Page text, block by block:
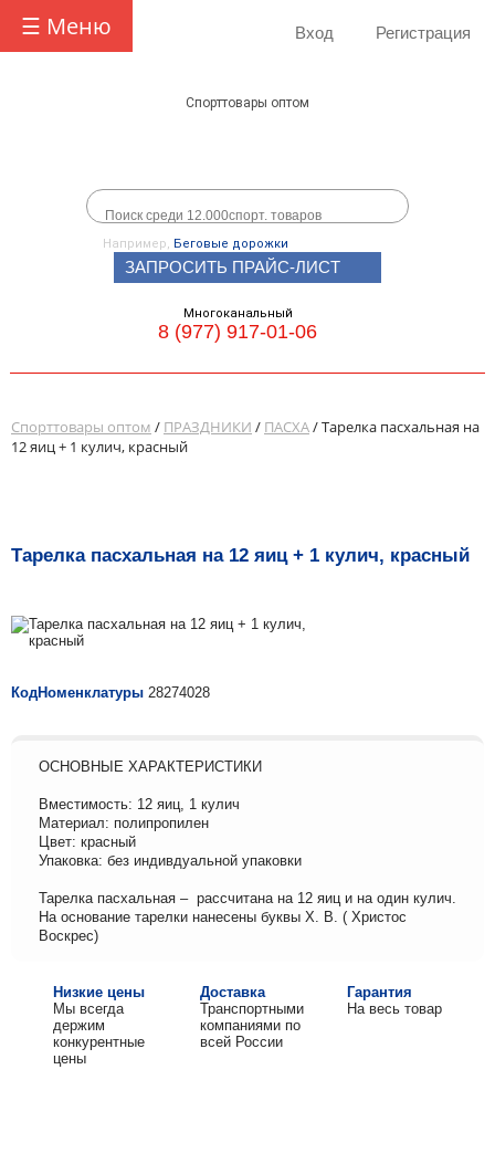
☰ Меню Вход Регистрация
Спорттовары оптом
Например, Беговые дорожки
ЗАПРОСИТЬ ПРАЙС-ЛИСТ
Многоканальный
8 (977) 917-01-06
Спорттовары оптом / ПРАЗДНИКИ / ПАСХА/ Тарелка пасхальная на
12 яиц + 1 кулич, красный
Тарелка пасхальная на 12 яиц + 1 кулич, красный
КодНоменклатуры 28274028
ОСНОВНЫЕ ХАРАКТЕРИСТИКИ
Вместимость: 12 яиц, 1 кулич
Материал: полипропилен
Цвет: красный
Упаковка: без индивдуальной упаковки
Тарелка пасхальная – рассчитана на 12 яиц и на один кулич.
На основание тарелки нанесены буквы Х. В. ( Христос
Воскрес)
Низкие цены
Мы всегда
держим
конкурентные
цены
Доставка
Транспортными
компаниями по
всей России
Гарантия
На весь товар